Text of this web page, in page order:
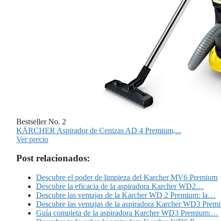
Bestseller No. 2
KÄRCHER Aspirador de Cenizas AD 4 Premium,...
Ver precio
Post relacionados:
Descubre el poder de limpieza del Karcher MV6 Premium
Descubre la eficacia de la aspiradora Karcher WD2…
Descubre las ventajas de la Karcher WD 2 Premium: la…
Descubre las ventajas de la aspiradora Karcher WD3
Guía completa de la aspiradora Karcher WD3 Premium:…